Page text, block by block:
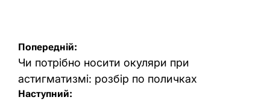
Навігація
записів
Попередній:
Чи потрібно носити окуляри при
астигматизмі: розбір по поличках
Наступний: